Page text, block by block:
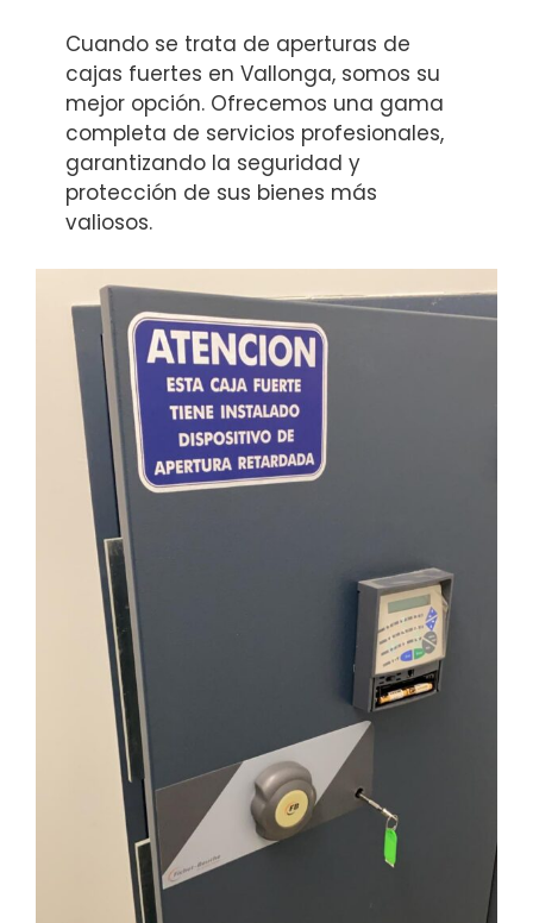
Cuando se trata de aperturas de
cajas fuertes en Vallonga, somos su
mejor opción. Ofrecemos una gama
completa de servicios profesionales,
garantizando la seguridad y
protección de sus bienes más
valiosos.